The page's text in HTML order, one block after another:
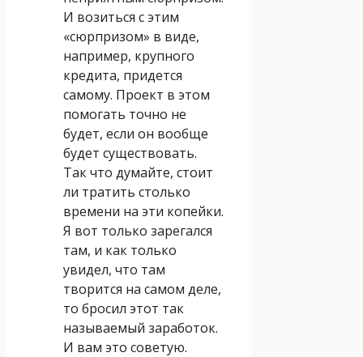
И возиться с этим
«сюрпризом» в виде,
например, крупного
кредита, придется
самому. Проект в этом
помогать точно не
будет, если он вообще
будет существовать.
Так что думайте, стоит
ли тратить столько
времени на эти копейки.
Я вот только зарегался
там, и как только
увидел, что там
творится на самом деле,
то бросил этот так
называемый заработок.
И вам это советую.